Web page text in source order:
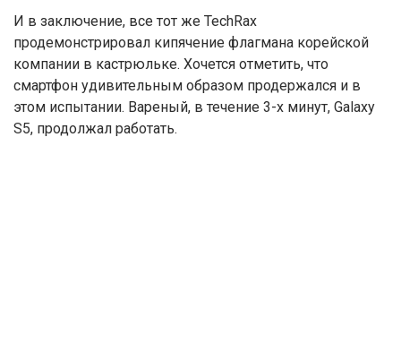
И в заключение, все тот же TechRax
продемонстрировал кипячение флагмана корейской
компании в кастрюльке. Хочется отметить, что
смартфон удивительным образом продержался и в
этом испытании. Вареный, в течение 3-х минут, Galaxy
S5, продолжал работать.